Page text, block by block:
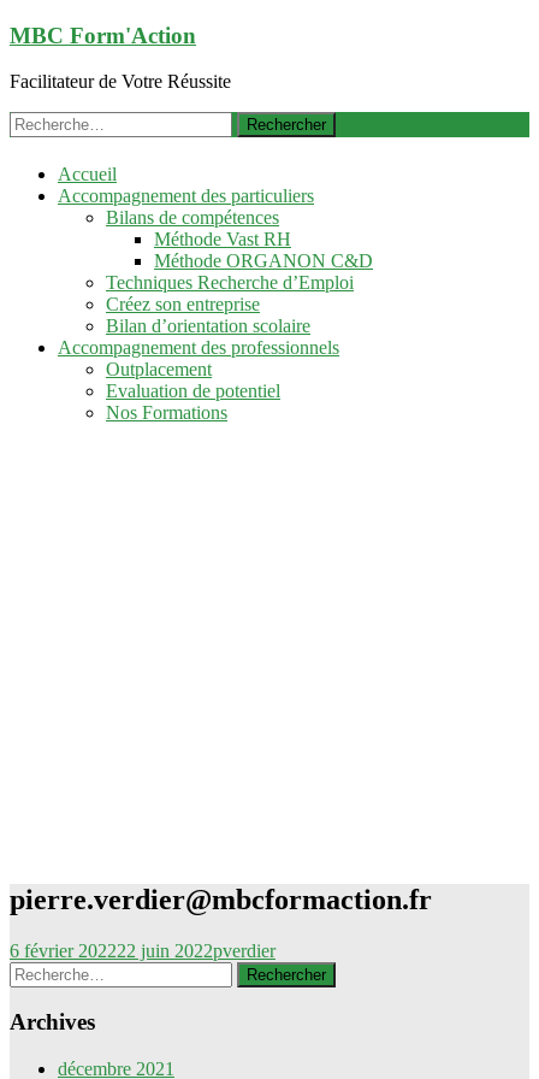
Aller
contenu
MBC Form'Action
Facilitateur de Votre Réussite
Rechercher :
Accueil
Accompagnement des particuliers
Bilans de compétences
Méthode Vast RH
Méthode ORGANON C&D
Techniques Recherche d’Emploi
Créez son entreprise
Bilan d’orientation scolaire
Accompagnement des professionnels
Outplacement
Evaluation de potentiel
Nos Formations
pierre.verdier@mbcformaction.fr
6 février 202222 juin 2022pverdier
Rechercher :
Archives
décembre 2021